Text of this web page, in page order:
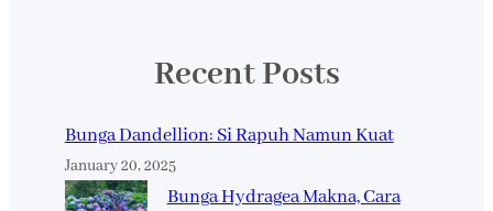
Recent Posts
Bunga Dandellion: Si Rapuh Namun Kuat
January 20, 2025
Bunga Hydragea Makna, Cara